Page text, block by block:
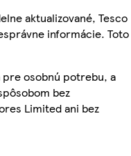
aktualizované, Tesco
informácie. Toto
osobnú potrebu, a
bez
Limited ani bez